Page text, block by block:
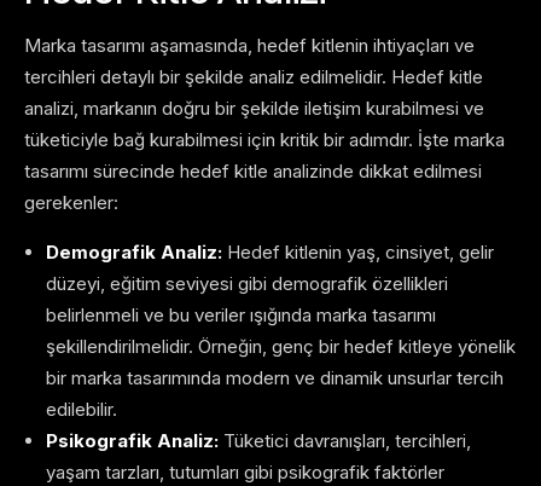
Marka tasarımı aşamasında, hedef kitlenin ihtiyaçları ve
tercihleri detaylı bir şekilde analiz edilmelidir. Hedef kitle
analizi, markanın doğru bir şekilde iletişim kurabilmesi ve
tüketiciyle bağ kurabilmesi için kritik bir adımdır. İşte marka
tasarımı sürecinde hedef kitle analizinde dikkat edilmesi
gerekenler:
Demografik Analiz: Hedef kitlenin yaş, cinsiyet, gelir
düzeyi, eğitim seviyesi gibi demografik özellikleri
belirlenmeli ve bu veriler ışığında marka tasarımı
şekillendirilmelidir. Örneğin, genç bir hedef kitleye yönelik
bir marka tasarımında modern ve dinamik unsurlar tercih
edilebilir.
Psikografik Analiz: Tüketici davranışları, tercihleri,
yaşam tarzları, tutumları gibi psikografik faktörler